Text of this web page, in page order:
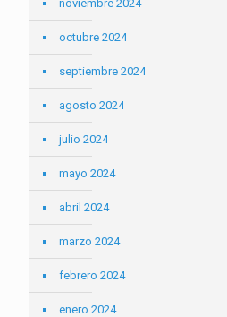
noviembre 2024
octubre 2024
septiembre 2024
agosto 2024
julio 2024
mayo 2024
abril 2024
marzo 2024
febrero 2024
enero 2024